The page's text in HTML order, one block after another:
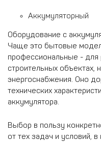
Аккумуляторный
Оборудование с
Чаще это бытовые
профессиональные - для
строительных объектах,
энергоснабжения. Оно
технических
аккумулятора.
Выбор в пользу
от тех задач и условий,